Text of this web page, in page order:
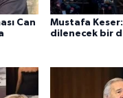
Can
Mustafa
dilenecek bir